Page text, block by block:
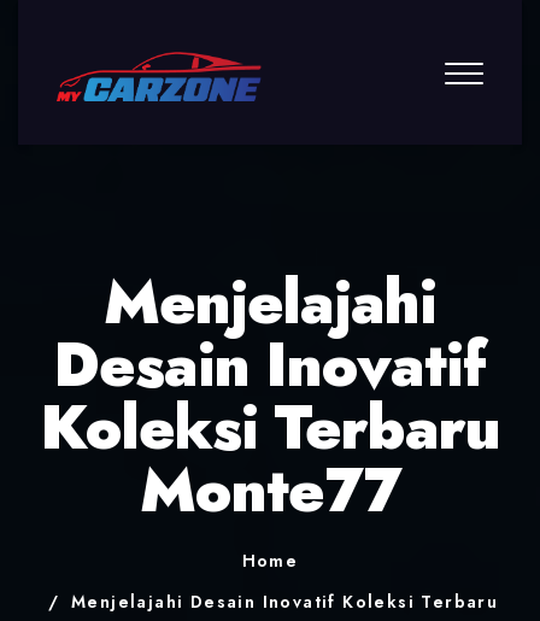
Menjelajahi
Desain Inovatif
Koleksi Terbaru
Monte77
Home
Menjelajahi Desain Inovatif Koleksi Terbaru